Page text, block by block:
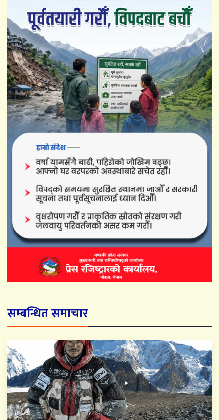
सम्बन्धित समाचार